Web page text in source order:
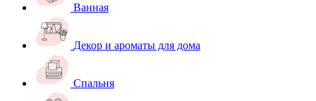
Ванная
Декор и ароматы для дома
Спальня